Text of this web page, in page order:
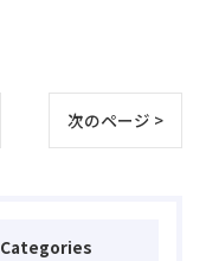
次のページ >
Categories